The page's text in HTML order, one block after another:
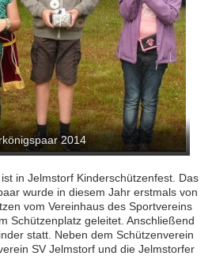
2014
in Jelmstorf Kinderschützenfest. Das
wurde in diesem Jahr erstmals von
vom Vereinhaus des Sportvereins
Schützenplatz geleitet. Anschließend
statt. Neben dem Schützenverein
SV Jelmstorf und die Jelmstorfer